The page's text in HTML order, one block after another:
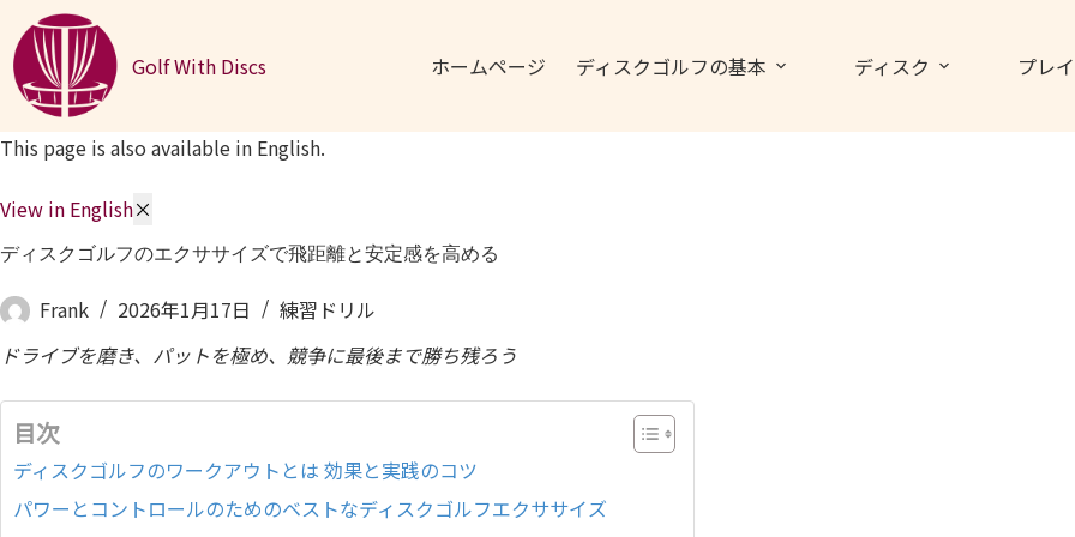
コンテンツへスキップ
Golf With Discs
ホームページ ディスクゴルフの基本 ディスク プレ
This page is also available in English.
View in English×
ディスクゴルフのエクササイズで飛距離と安定感を高める
Frank 2026年1月17日
練習ドリル
ドライブを磨き、パットを極め、競争に最後まで勝ち残ろう
目次
ディスクゴルフのワークアウトとは 効果と実践のコツ
パワーとコントロールのためのベストなディスクゴルフエクササイズ